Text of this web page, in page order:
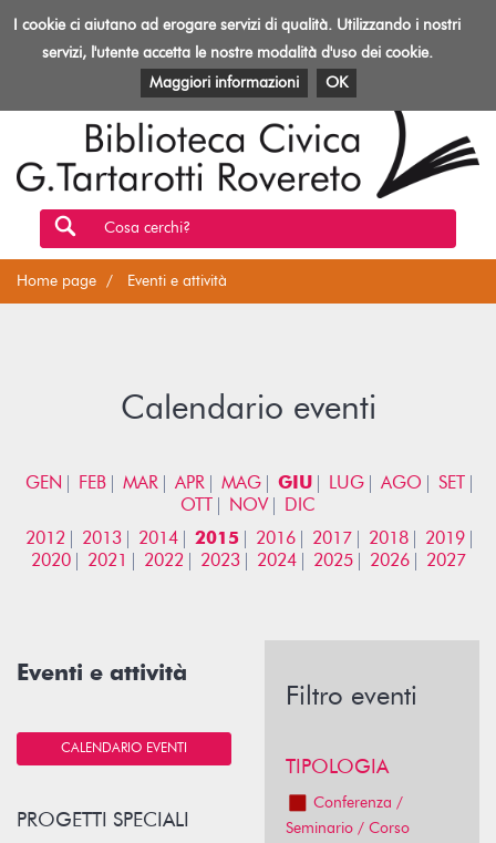
Toggle
Biblioteca
Rovereto
EVENTI E ATTIVITÀ PATRIMONIO E RISORSE
Cosa cerchi?
Home page Eventi e attività
Calendario eventi
GEN FEB MAR APR MAG GIU LUG AGO
SET
OTT
NOV
DIC
2012
2013 2014 2015 2016 2017 2018
2019
2020
2021 2022 2023 2024 2025 2026 2027
Eventi e attività
CALENDARIO EVENTI
PROGETTI SPECIALI
Filtro eventi
TIPOLOGIA
Conferenza /
Seminario / Corso
I cookie ci aiutano ad erogare servizi di qualità. Utilizzando i nostri
servizi, l'utente accetta le nostre modalità d'uso dei cookie.
Maggiori informazioni
OK